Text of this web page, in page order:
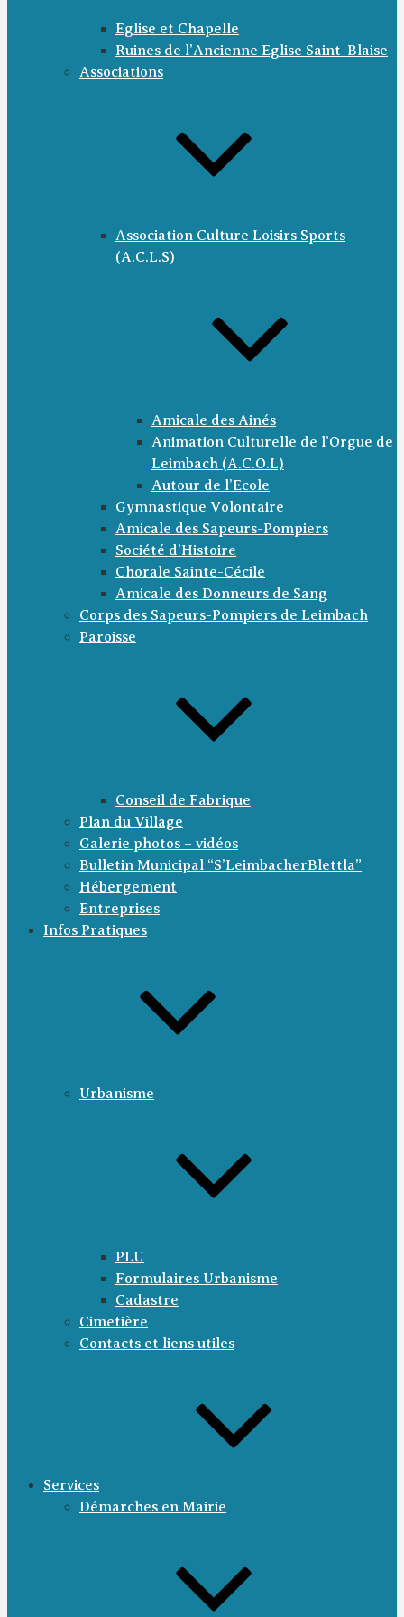
Eglise et Chapelle
Ruines de l’Ancienne Eglise Saint-Blaise
Associations
Association Culture Loisirs Sports
(A.C.L.S)
Amicale des Ainés
Animation Culturelle de l’Orgue de
Leimbach (A.C.O.L)
Autour de l’Ecole
Gymnastique Volontaire
Amicale des Sapeurs-Pompiers
Société d’Histoire
Chorale Sainte-Cécile
Amicale des Donneurs de Sang
Corps des Sapeurs-Pompiers de Leimbach
Paroisse
Conseil de Fabrique
Plan du Village
Galerie photos – vidéos
Bulletin Municipal “S’LeimbacherBlettla”
Hébergement
Entreprises
Infos Pratiques
Urbanisme
PLU
Formulaires Urbanisme
Cadastre
Cimetière
Contacts et liens utiles
Services
Démarches en Mairie